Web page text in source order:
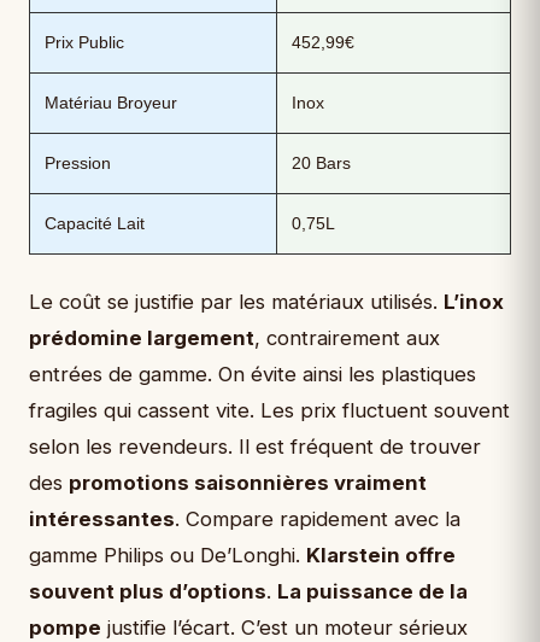
Prix Public 452,99€
Matériau Broyeur Inox
Pression 20 Bars
Capacité Lait 0,75L
Le coût se justifie par les matériaux utilisés. L’inox
prédomine largement, contrairement aux
entrées de gamme. On évite ainsi les plastiques
fragiles qui cassent vite. Les prix fluctuent souvent
selon les revendeurs. Il est fréquent de trouver
des promotions saisonnières vraiment
intéressantes. Compare rapidement avec la
gamme Philips ou De’Longhi. Klarstein offre
souvent plus d’options. La puissance de la
pompe justifie l’écart. C’est un moteur sérieux